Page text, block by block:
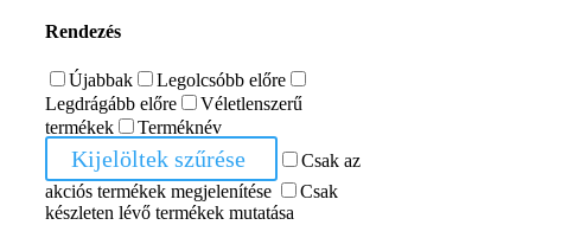
Rendezés
Újabbak
Legolcsóbb előre
Legdrágább előre
Véletlenszerű
termékek
Terméknév
Kijelöltek szűrése
Csak az
akciós termékek megjelenítése
Csak
készleten lévő termékek mutatása